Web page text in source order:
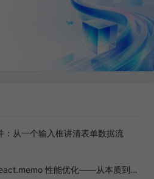
从一个输入框讲清表单数据流
React 受控/非受控组件与 React.memo 性能优化——从本质到实战